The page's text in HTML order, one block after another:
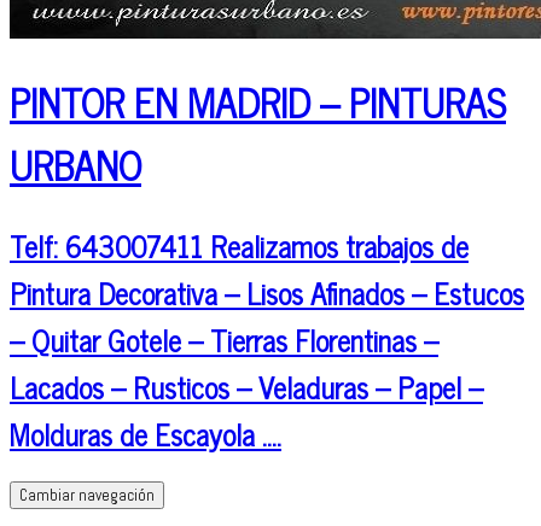
PINTOR EN MADRID – PINTURAS
URBANO
Telf: 643007411 Realizamos trabajos de
Pintura Decorativa – Lisos Afinados – Estucos
– Quitar Gotele – Tierras Florentinas –
Lacados – Rusticos – Veladuras – Papel –
Molduras de Escayola ….
Cambiar navegación